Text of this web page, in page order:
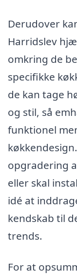
Derudover
Harridslev
omkring de
specifikke
de kan tage
og stil, så
funktionel
opgradering
eller skal
idé at
kendskab til
trends.
For at